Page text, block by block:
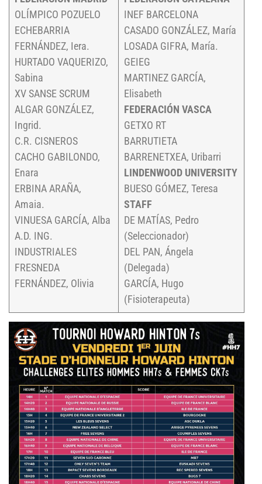
OLÍMPICO POZUELO
ECHEBARRIA
FERNÁNDEZ, Iera.
HURTADO VAQUERIZO,
Sabina
XV SANSE SCRUM
ALGAR GONZÁLEZ,
Ingrid.
C.R. CISNEROS
CACHO GABILONDO,
Enara
ERBINA ARAÑA,
Amaia.
VINUESA GARCÍA, Alba
A.D. ING.
INDUSTRIALES
FRESNEDA
FERNÁNDEZ, Olivia
INEF BARCELONA
CASADO GONZÁLEZ, María
LOSADA GIFRA, María.
GEIEG
MARTINEZ GARCÍA,
Elisabeth
FEDERACIÓN VASCA
GETXO RT
BARRUTIETA
BARRENETXEA, Uribarri
LINDENWOOD UNIVERSITY
BUESO GÓMEZ, Teresa
STAFF
DE MATÍAS, Pedro
(Seleccionador)
DEL PAN, Ángela
(Delegada)
GARCÍA, Hugo
(Fisioterapeuta)